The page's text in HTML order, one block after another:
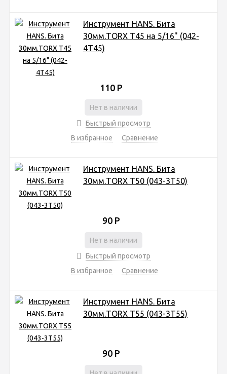
Инструмент HANS. Бита
30мм.TORX T45 на 5/16" (042-
4Т45)
110 Р
Нет в наличии
Быстрый просмотр
В избранное
Сравнение
Инструмент HANS. Бита
30мм.TORX T50 (043-3Т50)
90 Р
Нет в наличии
Быстрый просмотр
В избранное
Сравнение
Инструмент HANS. Бита
30мм.TORX T55 (043-3Т55)
90 Р